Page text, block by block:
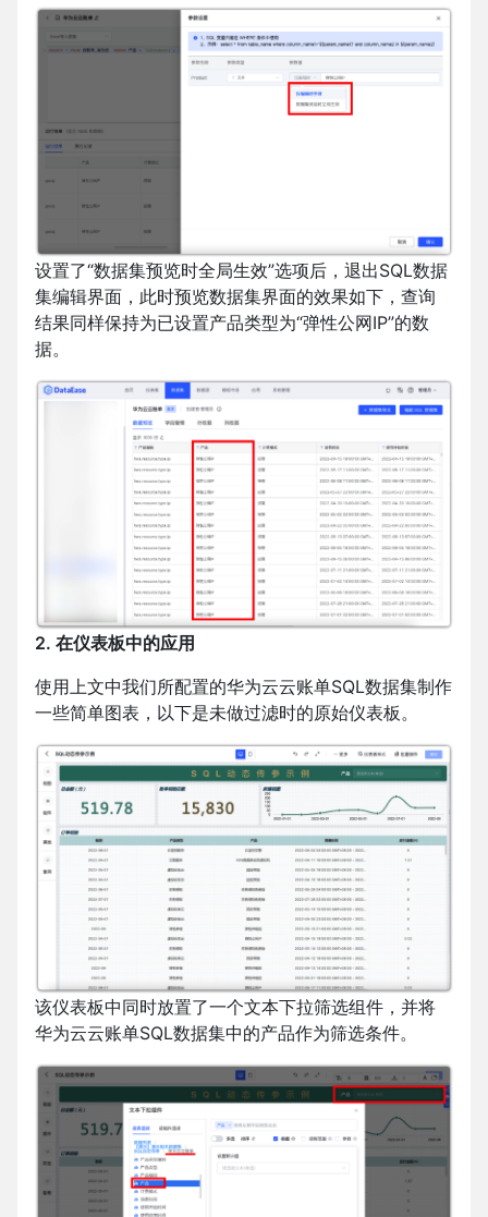
设置了“数据集预览时全局生效”选项后，退出SQL数据
集编辑界面，此时预览数据集界面的效果如下，查询
结果同样保持为已设置产品类型为“弹性公网IP”的数
据。
2. 在仪表板中的应用
使用上文中我们所配置的华为云云账单SQL数据集制作
一些简单图表，以下是未做过滤时的原始仪表板。
该仪表板中同时放置了一个文本下拉筛选组件，并将
华为云云账单SQL数据集中的产品作为筛选条件。